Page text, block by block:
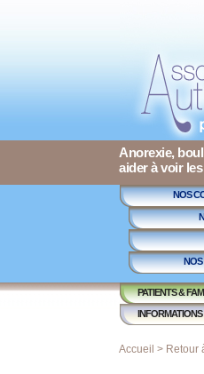
Anorexie,
aider à voir
NOS
NOS
PATIENTS &
INFORMATIONS
Accueil > Retour